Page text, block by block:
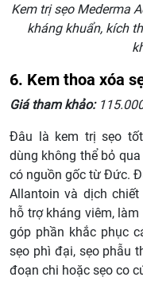
Kem trị sẹo Mederma
kháng khuẩn, kích
6. Kem thoa xóa
Giá tham khảo:
Đâu là kem trị sẹo
dùng không thể bỏ
có nguồn gốc từ Đức.
Allantoin và dịch chiết
hỗ trợ kháng viêm,
góp phần khắc phục
sẹo phì đại, sẹo phẫu
đoạn chi hoặc sẹo co